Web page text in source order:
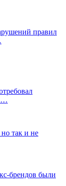
правил
так и не
брендов были